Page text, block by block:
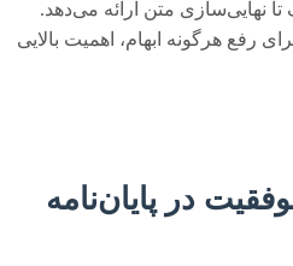
نهایی‌سازی متن ارائه می‌دهد.
رفع هرگونه ابهام، اهمیت بالایی
در پایان‌نامه